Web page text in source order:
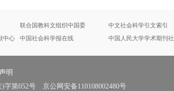
联合国教科文组织中国委
中文社会科学引文索引
中心 中国社会科学报在线 中国人民大学学术期刊社
明
第052号 京公网安备110108002480号